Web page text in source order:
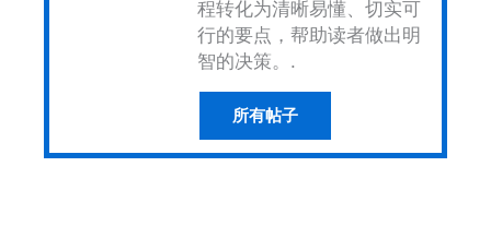
程转化为清晰易懂、切实可
行的要点，帮助读者做出明
智的决策。.
所有帖子